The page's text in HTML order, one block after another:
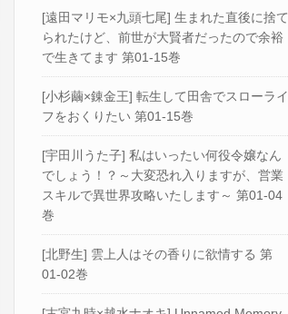
[遠田マリモ×九頭七尾] 生まれた直後に捨て
られたけど、前世が大賢者だったので余裕
で生きてます 第01-15巻
[小杉繭×錬金王] 転生して田舎でスローライ
フをおくりたい 第01-15巻
[宇田川うた子] 私はいったい何役令嬢なん
でしょう！？～大変恐れ入りますが、営業
スキルで異世界攻略いたします～ 第01-04
巻
[北野生] 雲上人はその香りに欲情する 第
01-02巻